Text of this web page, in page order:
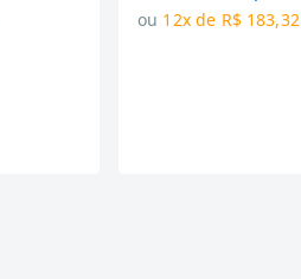
ou 12x de R$ 183,32